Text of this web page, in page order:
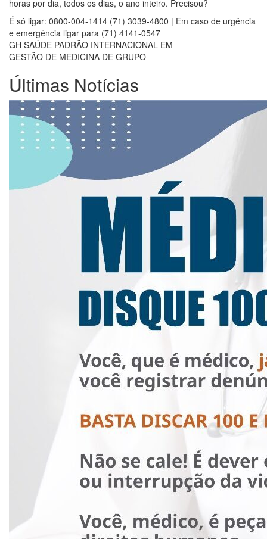
horas por dia, todos os dias, o ano inteiro. Precisou?
É só ligar: 0800-004-1414 (71) 3039-4800 | Em caso de urgência
e emergência ligar para (71) 4141-0547
GH SAÚDE PADRÃO INTERNACIONAL EM
GESTÃO DE MEDICINA DE GRUPO
Últimas Notícias